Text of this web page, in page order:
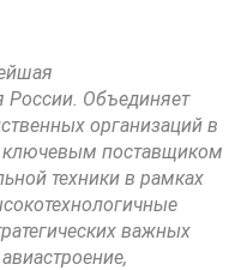
России. Объединяет
организаций в
ключевым поставщиком
техники в рамках
важных